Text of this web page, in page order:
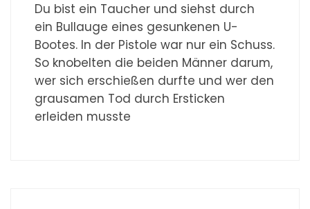
Du bist ein Taucher und siehst durch
ein Bullauge eines gesunkenen U-
Bootes. In der Pistole war nur ein Schuss.
So knobelten die beiden Männer darum,
wer sich erschießen durfte und wer den
grausamen Tod durch Ersticken
erleiden musste